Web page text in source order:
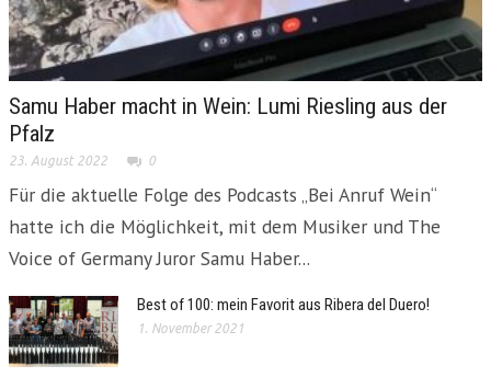
Samu Haber macht in Wein: Lumi Riesling aus der
Pfalz
23. August 2022 0
Für die aktuelle Folge des Podcasts „Bei Anruf Wein“
hatte ich die Möglichkeit, mit dem Musiker und The
Voice of Germany Juror Samu Haber...
Best of 100: mein Favorit aus Ribera del Duero!
1. November 2021